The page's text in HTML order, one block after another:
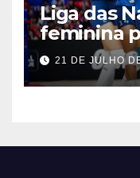
Liga das
feminina
quarta em
21 DE JULHO